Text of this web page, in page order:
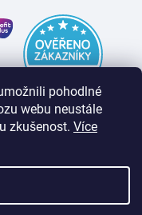
pohodlné
webu neustále
zkušenost. Více